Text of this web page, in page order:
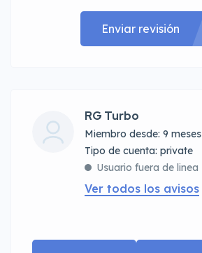
Enviar revisión
RG Turbo
Miembro desde: 9 meses
tipo de cuenta: private
Usuario fuera de linea
Ver todos los avisos